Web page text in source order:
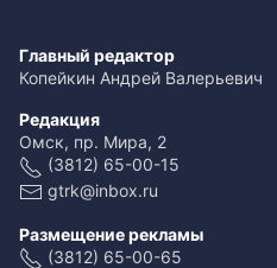
Главный редактор
Копейкин Андрей Валерьевич
Редакция
Омск, пр. Мира, 2
(3812) 65-00-15
gtrk@inbox.ru
Размещение рекламы
(3812) 65-00-65